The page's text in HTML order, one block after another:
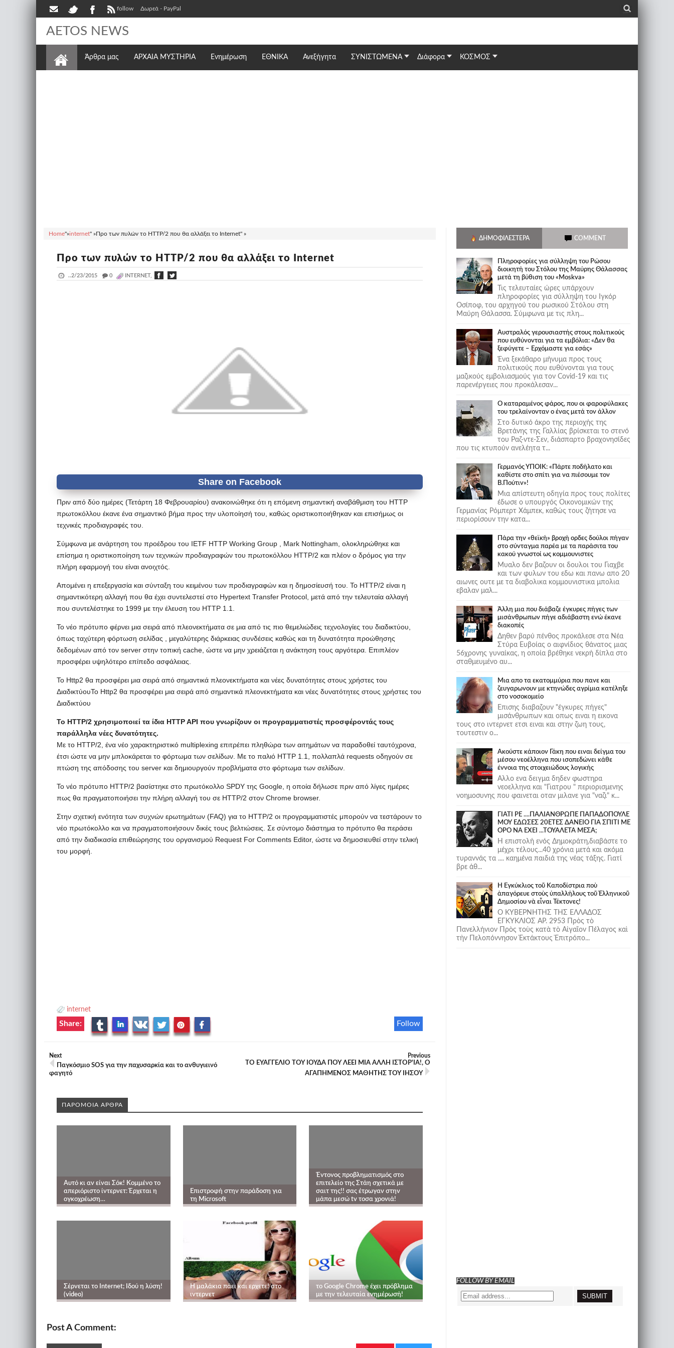
follow Δωρεά - PayPal _
AETOS NEWS
Άρθρα μας ΑΡΧΑΙΑ ΜΥΣΤΗΡΙΑ Ενημέρωση ΕΘΝΙΚΆ Ανεξήγητα ΣΥΝΙΣΤΩΜΕΝΑ Διάφορα ΚΟΣΜΟΣ
Home"»internet" »Προ των πυλών το HTTP/2 που θα αλλάξει το Internet" »
Προ των πυλών το HTTP/2 που θα αλλάξει το Internet
..2/23/2015 _ 0 INTERNET,
Πριν από δύο ημέρες (Τετάρτη 18 Φεβρουαρίου) ανακοινώθηκε ότι η επόμενη σημαντική αναβάθμιση του HTTP
πρωτοκόλλου έκανε ένα σημαντικό βήμα προς την υλοποίησή του, καθώς οριστικοποιήθηκαν και επισήμως οι
τεχνικές προδιαγραφές του.
Σύμφωνα με ανάρτηση του προέδρου του IETF HTTP Working Group , Mark Nottingham, ολοκληρώθηκε και
επίσημα η οριστικοποίηση των τεχνικών προδιαγραφών του πρωτοκόλλου HTTP/2 και πλέον ο δρόμος για την
πλήρη εφαρμογή του είναι ανοιχτός.
Απομένει η επεξεργασία και σύνταξη του κειμένου των προδιαγραφών και η δημοσίευσή του. Το HTTP/2 είναι η
σημαντικότερη αλλαγή που θα έχει συντελεστεί στο Hypertext Transfer Protocol, μετά από την τελευταία αλλαγή
που συντελέστηκε το 1999 με την έλευση του HTTP 1.1.
Το νέο πρότυπο φέρνει μια σειρά από πλεονεκτήματα σε μια από τις πιο θεμελιώδεις τεχνολογίες του διαδικτύου,
όπως ταχύτερη φόρτωση σελίδας , μεγαλύτερης διάρκειας συνδέσεις καθώς και τη δυνατότητα προώθησης
δεδομένων από τον server στην τοπική cache, ώστε να μην χρειάζεται η ανάκτηση τους αργότερα. Επιπλέον
προσφέρει υψηλότερο επίπεδο ασφάλειας.
To Http2 θα προσφέρει μια σειρά από σημαντικά πλεονεκτήματα και νέες δυνατότητες στους χρήστες του
ΔιαδικτύουTo Http2 θα προσφέρει μια σειρά από σημαντικά πλεονεκτήματα και νέες δυνατότητες στους χρήστες του
Διαδικτύου
Το HTTP/2 χρησιμοποιεί τα ίδια HTTP API που γνωρίζουν οι προγραμματιστές προσφέροντάς τους
παράλληλα νέες δυνατότητες.
Με το HTTP/2, ένα νέο χαρακτηριστικό multiplexing επιτρέπει πληθώρα των αιτημάτων να παραδοθεί ταυτόχρονα,
έτσι ώστε να μην μπλοκάρεται το φόρτωμα των σελίδων. Με το παλιό HTTP 1.1, πολλαπλά requests οδηγούν σε
πτώση της απόδοσης του server και δημιουργούν προβλήματα στο φόρτωμα των σελίδων.
Το νέο πρότυπο HTTP/2 βασίστηκε στο πρωτόκολλο SPDY της Google, η οποία δήλωσε πριν από λίγες ημέρες
πως θα πραγματοποιήσει την πλήρη αλλαγή του σε HTTP/2 στον Chrome browser.
Στην σχετική ενότητα των συχνών ερωτημάτων (FAQ) για το HTTP/2 οι προγραμματιστές μπορούν να τεστάρουν το
νέο πρωτόκολλο και να πραγματοποιήσουν δικές τους βελτιώσεις. Σε σύντομο διάστημα το πρότυπο θα περάσει
από την διαδικασία επιθεώρησης του οργανισμού Request For Comments Editor, ώστε να δημοσιευθεί στην τελική
του μορφή.
internet
Follow
Share:
Next
Παγκόσμιο SOS για την παχυσαρκία και το ανθυγιεινό
φαγητό
Previous
ΤΟ ΕΥΑΓΓΕΛΊΟ ΤΟΥ ΙΟΎΔΑ ΠΟΥ ΛΕΕΙ ΜΙΑ ΑΛΛΗ ΙΣΤΟΡ'ΙΑ!, Ο
ΑΓΑΠΗΜΈΝΟΣ ΜΑΘΗΤΉΣ ΤΟΥ ΙΗΣΟΎ
ΠΑΡΟΜΟΙΑ ΑΡΘΡΑ
Αυτό κι αν είναι Σόκ! Κομμένο το
απεριόριστο ίντερνετ: Έρχεται η
ογκοχρέωση…
Επιστροφή στην παράδοση για
τη Microsoft
Έντονος προβληματισμός στο
επιτελείο της Στάη σχετικά με
σαιτ της!! σας έτρωγαν στην
μάπα μεσώ tv τοσα χρονιά!
Σέρνεται το Internet; Ιδού η λύση!
(video)
Η μαλάκια πάει και ερχετε! στο
ιντερνετ
το Google Chrome έχει πρόβλημα
με την τελευταία ενημέρωσή!
Post A Comment:
ΔΗΜΟΦΙΛΈΣΤΕΡΑ COMMENT
Πληροφορίες για σύλληψη του Ρώσου
διοικητή του Στόλου της Mαύρης Θάλασσας
μετά τη βύθιση του «Moskva»
Τις τελευταίες ώρες υπάρχουν
πληροφορίες για σύλληψη του Ιγκόρ
Οσίποφ, του αρχηγού του ρωσικού Στόλου στη
Μαύρη Θάλασσα. Σύμφωνα με τις πλη...
Αυστραλός γερουσιαστής στους πολιτικούς
που ευθύνονται για τα εμβόλια: «Δεν θα
ξεφύγετε – Ερχόμαστε για εσάς»
Ένα ξεκάθαρο μήνυμα προς τους
πολιτικούς που ευθύνονται για τους
μαζικούς εμβολιασμούς για τον Covid-19 και τις
παρενέργειες που προκάλεσαν...
Ο καταραμένος φάρος, που οι φαροφύλακες
του τρελαίνονταν ο ένας μετά τον άλλον
Στο δυτικό άκρο της περιοχής της
Βρετάνης της Γαλλίας βρίσκεται το στενό
του Ραζ-ντε-Σεν, διάσπαρτο βραχονησίδες
που τις κτυπούν ανελέητα τ...
Γερμανός ΥΠΟΙΚ: «Πάρτε ποδήλατο και
καθίστε στο σπίτι για να πιέσουμε τον
Β.Πούτιν»!
Μια απίστευτη οδηγία προς τους πολίτες
έδωσε ο υπουργός Οικονομικών της
Γερμανίας Ρόμπερτ Χάμπεκ, καθώς τους ζήτησε να
περιορίσουν την κατα...
Πάρα την «θεϊκή» βροχή ορδες δούλοι πήγαν
στο σύνταγμα παρέα με τα παράσιτα του
κακού γνωστοί ως κομμουνιστες
Μυαλο δεν βαζουν οι δουλοι του Γιαχβε
και των φυλων του εδω και πανω απο 20
αιωνες ουτε με τα διαβολικα κομμουνιστικα μπολια
εβαλαν μαλ...
Άλλη μια που διάβαζε έγκυρες πήγες των
μισάνθρωπων πήγε αδιάβαστη ενώ έκανε
διακοπές
Δηθεν βαρύ πένθος προκάλεσε στα Νέα
Στύρα Ευβοίας ο αιφνίδιος θάνατος μιας
56χρονης γυναίκας, η οποία βρέθηκε νεκρή δίπλα στο
σταθμευμένο αυ...
Μια απο τα εκατομμύρια που πανε και
ζευγαρωνουν με κτηνώδες αγρίμια κατέληξε
στο νοσοκομείο
Επισης διαβαζουν "έγκυρες πήγες"
μισάνθρωπων και οπως ειναι η εικονα
τους στο ιντερνετ ετσι ειναι και στην ζωη τους,
τουτεστιν ο...
Ακούστε κάποιον Γάκη που ειναι δείγμα του
μέσου νεοέλληνα που ισοπεδώνει κάθε
έννοια της στοιχειώδους λογικής
Αλλο ενα δειγμα δηδεν φωστηρα
νεοελληνα και "Γιατρου " περιορισμενης
νοημοσυνης που φαινεται οταν μιλανε για "ναζι" κ...
ΓΙΑΤΙ ΡΕ ....ΠΑΛΙΑΝΘΡΩΠΕ ΠΑΠΑΔΟΠΟΥΛΕ
ΜΟΥ ΕΔΩΣΕΣ 20ΕΤΕΣ ΔΑΝΕΙΟ ΓΙΑ ΣΠΙΤΙ ΜΕ
ΟΡΟ ΝΑ ΕΧΕΙ ...ΤΟΥΑΛΕΤΑ ΜΕΣΑ;
Η επιστολή ενός Δημοκράτη,διαβάστε το
μέχρι τέλους...40 χρόνια μετά και ακόμα
τυραννάς τα .... καημένα παιδιά της νέας τάξης. Γιατί
βρε άθ...
Ἡ Ἐγκύκλιος τοῦ Καποδίστρια ποὺ
ἀπαγόρευε στοὺς ὑπαλλήλους τοῦ Ἑλληνικοῦ
Δημοσίου νὰ εἶναι Τέκτονες!
Ο ΚΥΒΕΡΝΗΤΗΣ ΤΗΣ ΕΛΛΑΔΟΣ
ΕΓΚΥΚΛΙΟΣ ΑΡ. 2953 Πρὸς τὸ
Πανελλήνιον Πρὸς τοὺς κατὰ τὸ Αἰγαῖον Πέλαγος καὶ
τὴν Πελοπόννησον Ἐκτάκτους Ἐπιτρόπο...
FOLLOW BY EMAIL